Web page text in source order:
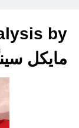
by
مایکل